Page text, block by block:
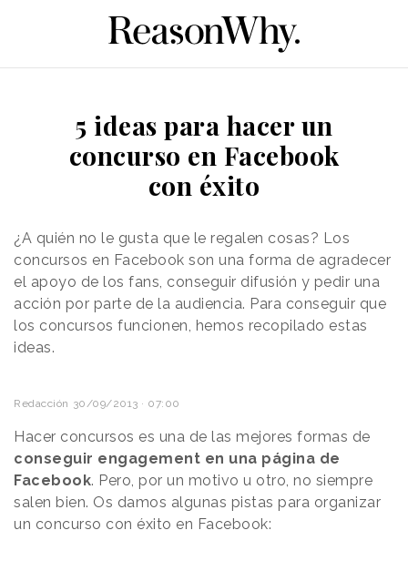
5 ideas para hacer un
concurso en Facebook
con éxito
¿A quién no le gusta que le regalen cosas? Los
concursos en Facebook son una forma de agradecer
el apoyo de los fans, conseguir difusión y pedir una
acción por parte de la audiencia. Para conseguir que
los concursos funcionen, hemos recopilado estas
ideas.
Redacción 30/09/2013 · 07:00
Hacer concursos es una de las mejores formas de
conseguir engagement en una página de
Facebook. Pero, por un motivo u otro, no siempre
salen bien. Os damos algunas pistas para organizar
un concurso con éxito en Facebook: